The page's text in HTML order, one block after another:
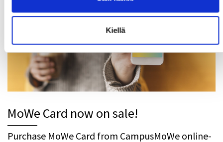
Kiellä
MoWe Card now on sale!
Purchase MoWe Card from CampusMoWe online-